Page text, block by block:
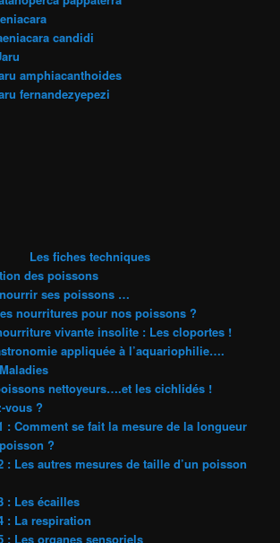
candidi
amphiacanthoides
fernandezyepezi
Les fiches techniques
des poissons
ses poissons …
nourritures pour nos poissons ?
vivante insolite : Les cloportes !
appliquée à l’aquariophilie….
nettoyeurs….et les cichlidés !
vous ?
: Comment se fait la mesure de la longueur
?
: Les autres mesures de taille d’un poisson
: Les écailles
: La respiration
: Les organes sensoriels